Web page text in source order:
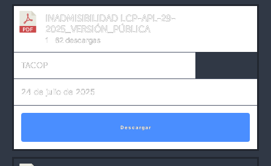
INADMISIBILIDAD LCP-APL-29-
2025_VERSIÓN_PÚBLICA
1 62 descargas
TACOP
24 de julio de 2025
Descargar